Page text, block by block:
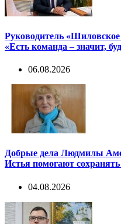
Руководитель
«Есть команда – значит,
06.08.2026
Добрые дела Людмилы
Истья помогают
04.08.2026